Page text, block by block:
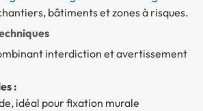
bâtiments et zones à risques.
interdiction et avertissement
:
idéal pour fixation murale